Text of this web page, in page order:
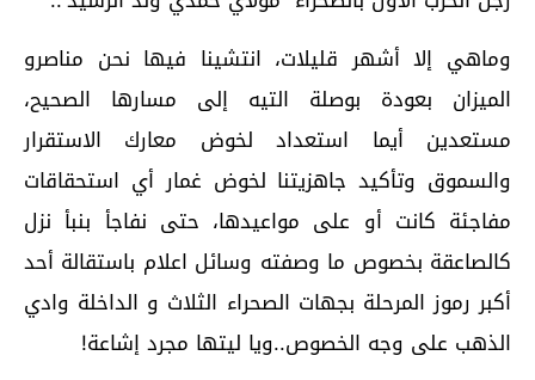
وماهي إلا أشهر قليلات، انتشينا فيها نحن مناصرو
الميزان بعودة بوصلة التيه إلى مسارها الصحيح،
مستعدين أيما استعداد لخوض معارك الاستقرار
والسموق وتأكيد جاهزيتنا لخوض غمار أي استحقاقات
مفاجئة كانت أو على مواعيدها، حتى نفاجأ بنبأ نزل
كالصاعقة بخصوص ما وصفته وسائل اعلام باستقالة أحد
أكبر رموز المرحلة بجهات الصحراء الثلاث و الداخلة وادي
الذهب على وجه الخصوص..ويا ليتها مجرد إشاعة!